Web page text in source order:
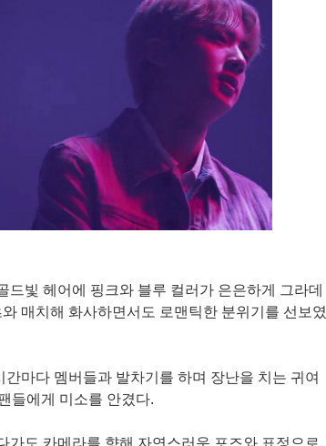
빛 헤어에 핑크와 블루 컬러가 은은하게 그라데
매치해 화사하면서도 로맨틱한 분위기를 선보였
마다 멤버들과 발차기를 하며 장난을 치는 귀여
들에게 미소를 안겼다.
가도 카메라를 향해 자연스러운 포즈와 표정으로